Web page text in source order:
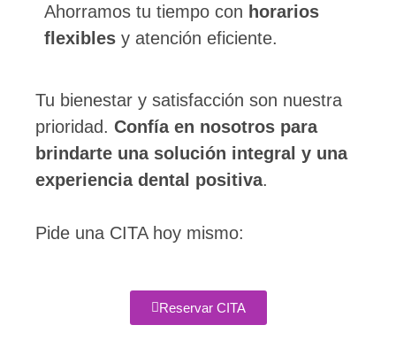
Ahorramos tu tiempo con horarios
flexibles y atención eficiente.
Tu bienestar y satisfacción son nuestra
prioridad. Confía en nosotros para
brindarte una solución integral y una
experiencia dental positiva.
Pide una CITA hoy mismo:
Reservar CITA